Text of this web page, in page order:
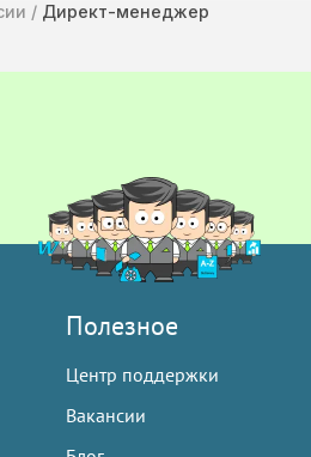
/ Директ-менеджер
Полезное
Центр поддержки
Вакансии